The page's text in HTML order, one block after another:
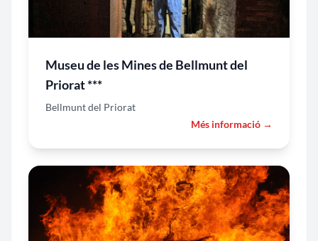
Museu de les Mines de Bellmunt del
Priorat ***
Bellmunt del Priorat
Més informació →